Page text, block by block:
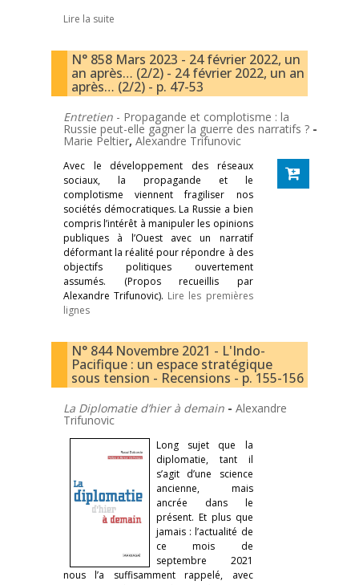
Lire la suite
N° 858 Mars 2023 - 24 février 2022, un
an après… (2/2) - 24 février 2022, un an
après… (2/2) - p. 47-53
Entretien - Propagande et complotisme : la
Russie peut-elle gagner la guerre des narratifs ? -
Marie Peltier, Alexandre Trifunovic
Avec le développement des réseaux
sociaux, la propagande et le
complotisme viennent fragiliser nos
sociétés démocratiques. La Russie a bien
compris l’intérêt à manipuler les opinions
publiques à l’Ouest avec un narratif
déformant la réalité pour répondre à des
objectifs politiques ouvertement
assumés. (Propos recueillis par
Alexandre Trifunovic). Lire les premières
lignes
N° 844 Novembre 2021 - L'Indo-
Pacifique : un espace stratégique
sous tension - Recensions - p. 155-156
La Diplomatie d’hier à demain - Alexandre
Trifunovic
Long sujet que la
diplomatie, tant il
s’agit d’une science
ancienne, mais
ancrée dans le
présent. Et plus que
jamais : l’actualité de
ce mois de
septembre 2021
nous l’a suffisamment rappelé, avec